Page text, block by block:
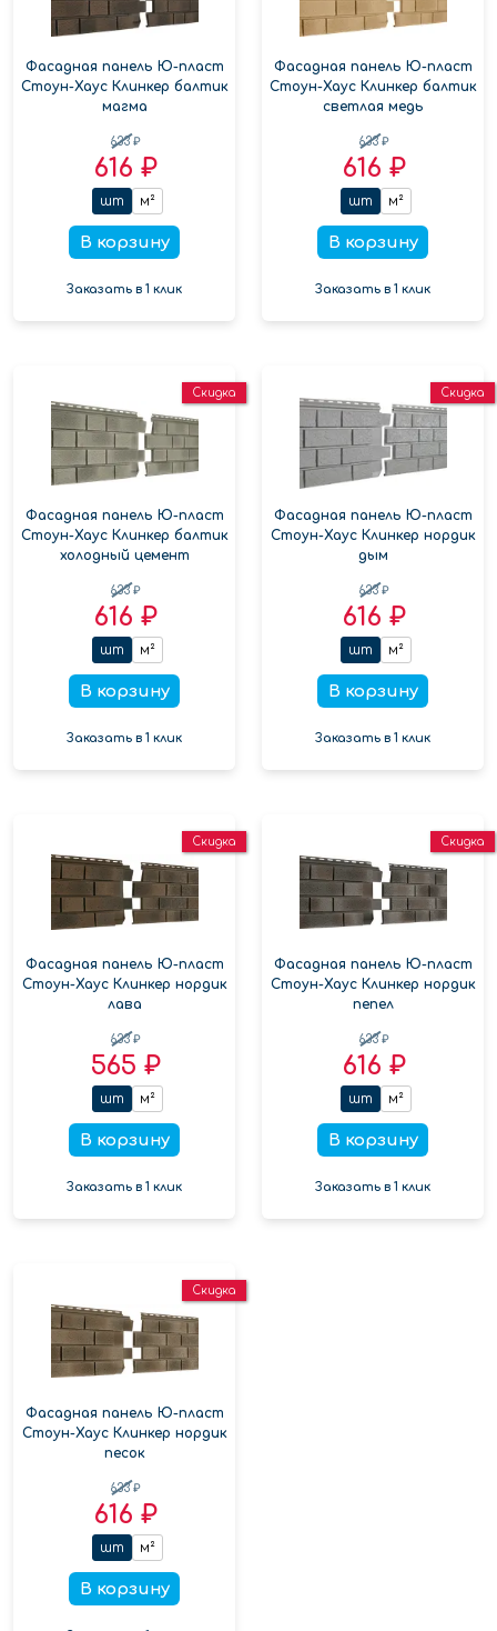
Фасадная панель Ю-пласт
Стоун-Хаус Клинкер балтик
магма
633 ₽
616 ₽
шт м²
В корзину
Заказать в 1 клик
Фасадная панель Ю-пласт
Стоун-Хаус Клинкер балтик
светлая медь
633 ₽
616 ₽
шт м²
В корзину
Заказать в 1 клик
Фасадная панель Ю-пласт
Стоун-Хаус Клинкер балтик
холодный цемент
633 ₽
616 ₽
шт м²
В корзину
Заказать в 1 клик
Скидка
Фасадная панель Ю-пласт
Стоун-Хаус Клинкер нордик
дым
633 ₽
616 ₽
шт м²
В корзину
Заказать в 1 клик
Скидка
Фасадная панель Ю-пласт
Стоун-Хаус Клинкер нордик
лава
633 ₽
565 ₽
шт м²
В корзину
Заказать в 1 клик
Скидка
Фасадная панель Ю-пласт
Стоун-Хаус Клинкер нордик
пепел
633 ₽
616 ₽
шт м²
В корзину
Заказать в 1 клик
Скидка
Фасадная панель Ю-пласт
Стоун-Хаус Клинкер нордик
песок
633 ₽
616 ₽
шт м²
В корзину
Скидка